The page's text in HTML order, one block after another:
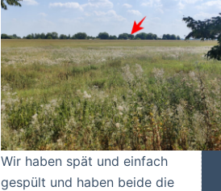
Wir haben spät und einfach
gespült und haben beide die